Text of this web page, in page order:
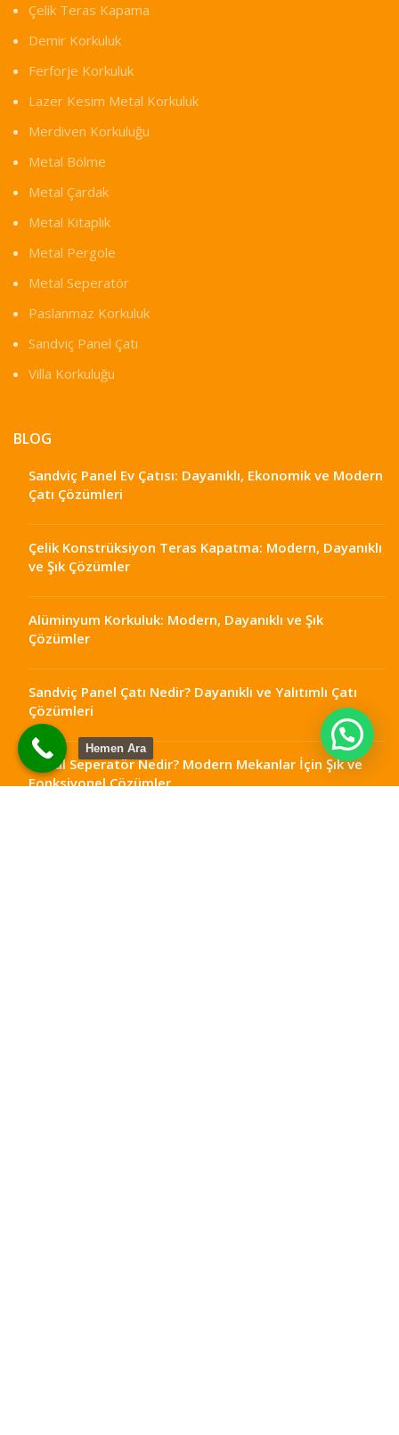
Çelik Teras Kapama
Demir Korkuluk
Ferforje Korkuluk
Lazer Kesim Metal Korkuluk
Merdiven Korkuluğu
Metal Bölme
Metal Çardak
Metal Kitaplık
Metal Pergole
Metal Seperatör
Paslanmaz Korkuluk
Sandviç Panel Çatı
Villa Korkuluğu
BLOG
Sandviç Panel Ev Çatısı: Dayanıklı, Ekonomik ve Modern
Çatı Çözümleri
Çelik Konstrüksiyon Teras Kapatma: Modern, Dayanıklı
ve Şık Çözümler
Alüminyum Korkuluk: Modern, Dayanıklı ve Şık
Çözümler
Sandviç Panel Çatı Nedir? Dayanıklı ve Yalıtımlı Çatı
Çözümleri
Metal Seperatör Nedir? Modern Mekanlar İçin Şık ve
Fonksiyonel Çözümler
Hemen Ara